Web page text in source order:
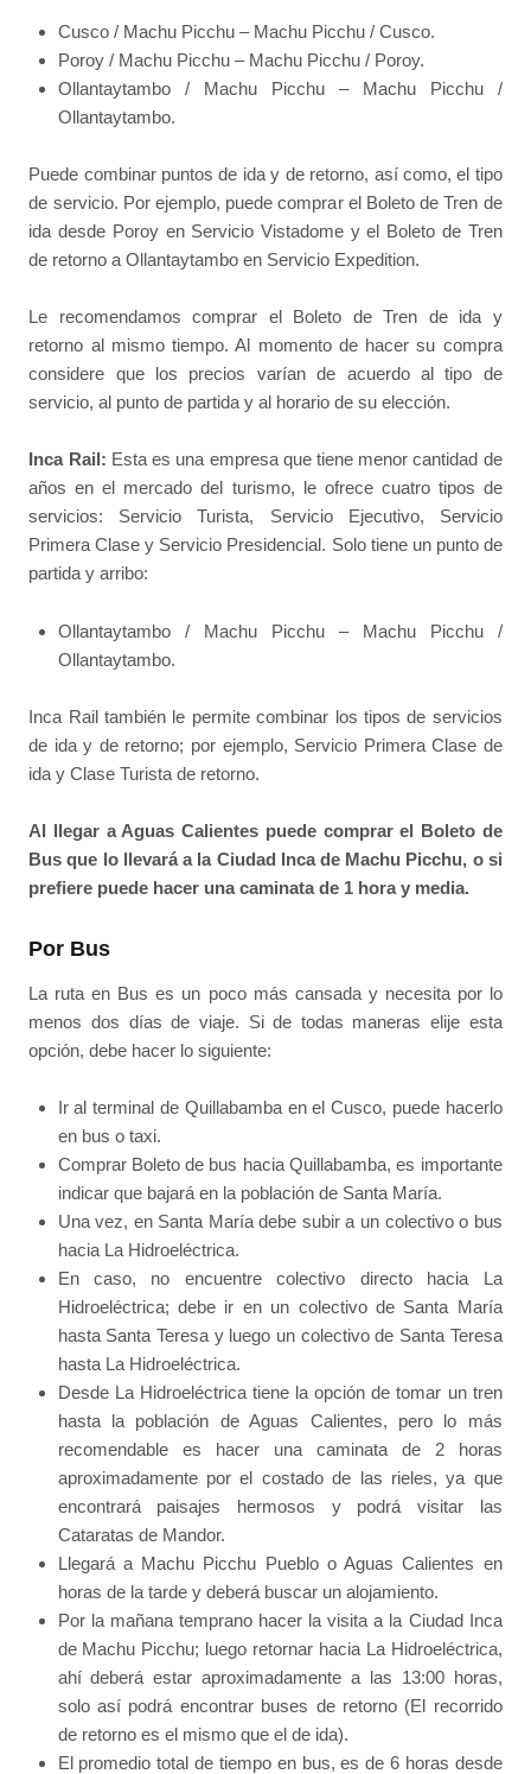
Cusco / Machu Picchu – Machu Picchu / Cusco.
Poroy / Machu Picchu – Machu Picchu / Poroy.
Ollantaytambo / Machu Picchu – Machu Picchu /
Ollantaytambo.
Puede combinar puntos de ida y de retorno, así como, el tipo
de servicio. Por ejemplo, puede comprar el Boleto de Tren de
ida desde Poroy en Servicio Vistadome y el Boleto de Tren
de retorno a Ollantaytambo en Servicio Expedition.
Le recomendamos comprar el Boleto de Tren de ida y
retorno al mismo tiempo. Al momento de hacer su compra
considere que los precios varían de acuerdo al tipo de
servicio, al punto de partida y al horario de su elección.
Inca Rail: Esta es una empresa que tiene menor cantidad de
años en el mercado del turismo, le ofrece cuatro tipos de
servicios: Servicio Turista, Servicio Ejecutivo, Servicio
Primera Clase y Servicio Presidencial. Solo tiene un punto de
partida y arribo:
Ollantaytambo / Machu Picchu – Machu Picchu /
Ollantaytambo.
Inca Rail también le permite combinar los tipos de servicios
de ida y de retorno; por ejemplo, Servicio Primera Clase de
ida y Clase Turista de retorno.
Al llegar a Aguas Calientes puede comprar el Boleto de
Bus que lo llevará a la Ciudad Inca de Machu Picchu, o si
prefiere puede hacer una caminata de 1 hora y media.
Por Bus
La ruta en Bus es un poco más cansada y necesita por lo
menos dos días de viaje. Si de todas maneras elije esta
opción, debe hacer lo siguiente:
Ir al terminal de Quillabamba en el Cusco, puede hacerlo
en bus o taxi.
Comprar Boleto de bus hacia Quillabamba, es importante
indicar que bajará en la población de Santa María.
Una vez, en Santa María debe subir a un colectivo o bus
hacia La Hidroeléctrica.
En caso, no encuentre colectivo directo hacia La
Hidroeléctrica; debe ir en un colectivo de Santa María
hasta Santa Teresa y luego un colectivo de Santa Teresa
hasta La Hidroeléctrica.
Desde La Hidroeléctrica tiene la opción de tomar un tren
hasta la población de Aguas Calientes, pero lo más
recomendable es hacer una caminata de 2 horas
aproximadamente por el costado de las rieles, ya que
encontrará paisajes hermosos y podrá visitar las
Cataratas de Mandor.
Llegará a Machu Picchu Pueblo o Aguas Calientes en
horas de la tarde y deberá buscar un alojamiento.
Por la mañana temprano hacer la visita a la Ciudad Inca
de Machu Picchu; luego retornar hacia La Hidroeléctrica,
ahí deberá estar aproximadamente a las 13:00 horas,
solo así podrá encontrar buses de retorno (El recorrido
de retorno es el mismo que el de ida).
El promedio total de tiempo en bus, es de 6 horas desde